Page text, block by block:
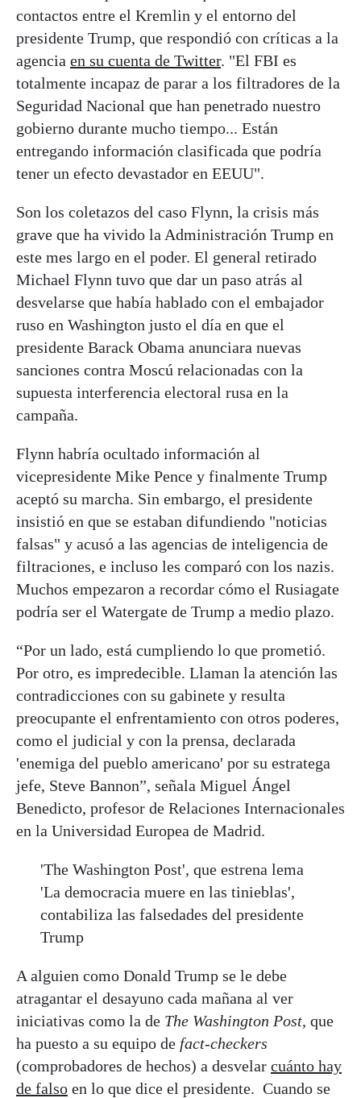
contactos entre el Kremlin y el entorno del
presidente Trump, que respondió con críticas a la
agencia en su cuenta de Twitter. "El FBI es
totalmente incapaz de parar a los filtradores de la
Seguridad Nacional que han penetrado nuestro
gobierno durante mucho tiempo... Están
entregando información clasificada que podría
tener un efecto devastador en EEUU".
Son los coletazos del caso Flynn, la crisis más
grave que ha vivido la Administración Trump en
este mes largo en el poder. El general retirado
Michael Flynn tuvo que dar un paso atrás al
desvelarse que había hablado con el embajador
ruso en Washington justo el día en que el
presidente Barack Obama anunciara nuevas
sanciones contra Moscú relacionadas con la
supuesta interferencia electoral rusa en la
campaña.
Flynn habría ocultado información al
vicepresidente Mike Pence y finalmente Trump
aceptó su marcha. Sin embargo, el presidente
insistió en que se estaban difundiendo "noticias
falsas" y acusó a las agencias de inteligencia de
filtraciones, e incluso les comparó con los nazis.
Muchos empezaron a recordar cómo el Rusiagate
podría ser el Watergate de Trump a medio plazo.
“Por un lado, está cumpliendo lo que prometió.
Por otro, es impredecible. Llaman la atención las
contradicciones con su gabinete y resulta
preocupante el enfrentamiento con otros poderes,
como el judicial y con la prensa, declarada
'enemiga del pueblo americano' por su estratega
jefe, Steve Bannon”, señala Miguel Ángel
Benedicto, profesor de Relaciones Internacionales
en la Universidad Europea de Madrid.
'The Washington Post', que estrena lema
'La democracia muere en las tinieblas',
contabiliza las falsedades del presidente
Trump
A alguien como Donald Trump se le debe
atragantar el desayuno cada mañana al ver
iniciativas como la de The Washington Post, que
ha puesto a su equipo de fact-checkers
(comprobadores de hechos) a desvelar cuánto hay
de falso en lo que dice el presidente. Cuando se